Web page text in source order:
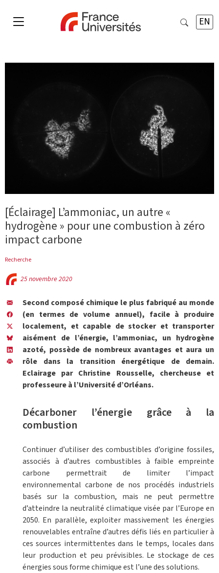
EN
[Éclairage] L’ammoniac, un autre «
hydrogène » pour une combustion à zéro
impact carbone
Recherche
25 novembre 2020
Second composé chimique le plus fabriqué au monde
(en termes de volume annuel), facile à produire
localement, et capable de stocker et transporter
aisément de l’énergie, l’ammoniac, un hydrogène
azoté, possède de nombreux avantages et aura un
rôle dans la transition énergétique de demain.
Eclairage par Christine Rousselle, chercheuse et
professeure à l’Université d’Orléans.
Décarboner l’énergie grâce à la
combustion
Continuer d’utiliser des combustibles d’origine fossiles,
associés à d’autres combustibles à faible empreinte
carbone permettrait de limiter l’impact
environnemental carbone de nos procédés industriels
basés sur la combustion, mais ne peut permettre
d’atteindre la neutralité climatique visée par l’Europe en
2050. En parallèle, exploiter massivement les énergies
renouvelables entraîne d’autres défis liés en particulier à
ces sources intermittentes dans le temps, locales dans
leur production et peu prévisibles. Le stockage de ces
énergies sous forme chimique est l’une des solutions.